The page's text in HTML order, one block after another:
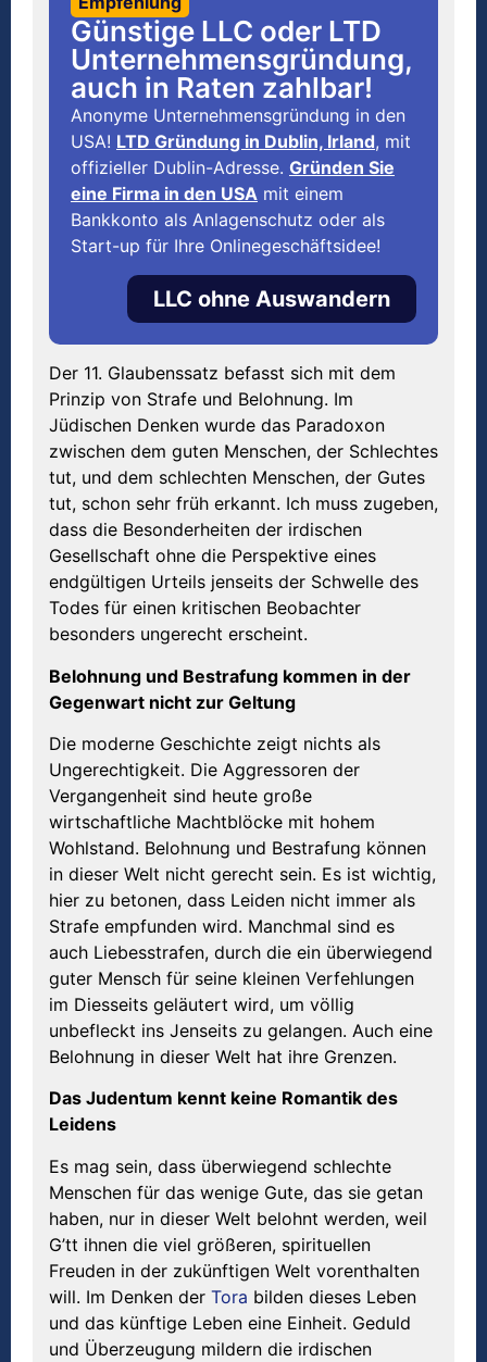
Günstige LLC oder LTD
Unternehmensgründung,
auch in Raten zahlbar!
Anonyme Unternehmensgründung in den
USA! LTD Gründung in Dublin, Irland, mit
offizieller Dublin-Adresse. Gründen Sie
eine Firma in den USA mit einem
Bankkonto als Anlagenschutz oder als
Start-up für Ihre Onlinegeschäftsidee!
LLC ohne Auswandern
Der 11. Glaubenssatz befasst sich mit dem
Prinzip von Strafe und Belohnung. Im
Jüdischen Denken wurde das Paradoxon
zwischen dem guten Menschen, der Schlechtes
tut, und dem schlechten Menschen, der Gutes
tut, schon sehr früh erkannt. Ich muss zugeben,
dass die Besonderheiten der irdischen
Gesellschaft ohne die Perspektive eines
endgültigen Urteils jenseits der Schwelle des
Todes für einen kritischen Beobachter
besonders ungerecht erscheint.
Belohnung und Bestrafung kommen in der
Gegenwart nicht zur Geltung
Die moderne Geschichte zeigt nichts als
Ungerechtigkeit. Die Aggressoren der
Vergangenheit sind heute große
wirtschaftliche Machtblöcke mit hohem
Wohlstand. Belohnung und Bestrafung können
in dieser Welt nicht gerecht sein. Es ist wichtig,
hier zu betonen, dass Leiden nicht immer als
Strafe empfunden wird. Manchmal sind es
auch Liebesstrafen, durch die ein überwiegend
guter Mensch für seine kleinen Verfehlungen
im Diesseits geläutert wird, um völlig
unbefleckt ins Jenseits zu gelangen. Auch eine
Belohnung in dieser Welt hat ihre Grenzen.
Das Judentum kennt keine Romantik des
Leidens
Es mag sein, dass überwiegend schlechte
Menschen für das wenige Gute, das sie getan
haben, nur in dieser Welt belohnt werden, weil
G’tt ihnen die viel größeren, spirituellen
Freuden in der zukünftigen Welt vorenthalten
will. Im Denken der Tora bilden dieses Leben
und das künftige Leben eine Einheit. Geduld
und Überzeugung mildern die irdischen